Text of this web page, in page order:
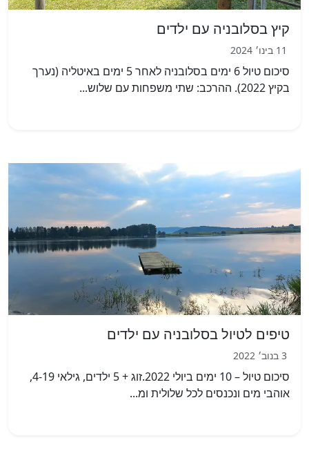
קיץ בסלובניה עם ילדים
11 בינו׳ 2024
סיכום טיול 6 ימים בסלובניה לאחר 5 ימים באיטליה (נערך
בקיץ 2022). ההרכב: שתי משפחות עם שלוש...
טיפים לטיול בסלובניה עם ילדים
3 בנוב׳ 2022
סיכום טיול – 10 ימים ביולי 2022.זוג + 5 ילדים, גילאי 4-19,
אוהבי מים ונכנסים לכל שלולית ומ...